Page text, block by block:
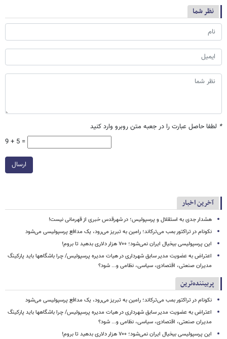
نظر شما
* لطفا حاصل عبارت را در جعبه متن روبرو وارد کنید
9 + 5 =
ارسال
آخرین اخبار
هشدار جدی به استقلال و پرسپولیس؛ در شهرقدس خبری از قهرمانی نیست!
نکونام در تراکتور بمب می‌ترکاند؛ رامین به تبریز می‌رود، یک مدافع پرسپولیسی می‌شود
این پرسپولیسی بیخیال ایران نمی‌شود؛ ۷۰۰ هزار دلاری بدهید تا بروم!
اعتراض به عضویت مدیر سابق شهرداری در هیات مدیره پرسپولیس/ چرا باشگاهها باید پارکینگ
مدیران صنعتی، اقتصادی، سیاسی، نظامی و... شود؟
پربیننده‌ترین
نکونام در تراکتور بمب می‌ترکاند؛ رامین به تبریز می‌رود، یک مدافع پرسپولیسی می‌شود
اعتراض به عضویت مدیر سابق شهرداری در هیات مدیره پرسپولیس/ چرا باشگاهها باید پارکینگ
مدیران صنعتی، اقتصادی، سیاسی، نظامی و... شود؟
این پرسپولیسی بیخیال ایران نمی‌شود؛ ۷۰۰ هزار دلاری بدهید تا بروم!